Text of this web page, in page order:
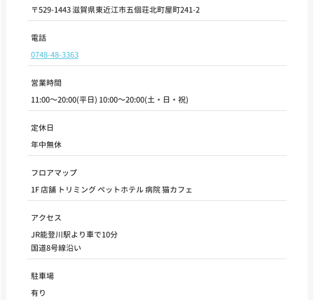
〒529-1443 滋賀県東近江市五個荘北町屋町241-2
電話
0748-48-3363
営業時間
11:00～20:00(平日) 10:00～20:00(土・日・祝)
定休日
年中無休
フロアマップ
1F 店舗 トリミング ペットホテル 病院 猫カフェ
アクセス
JR能登川駅より車で10分
国道8号線沿い
駐車場
有り